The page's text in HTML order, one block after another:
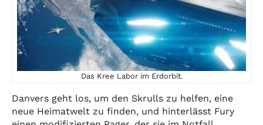
Das Kree Labor im Erdorbit.
Danvers geht los, um den Skrulls zu helfen, eine
neue Heimatwelt zu finden, und hinterlässt Fury